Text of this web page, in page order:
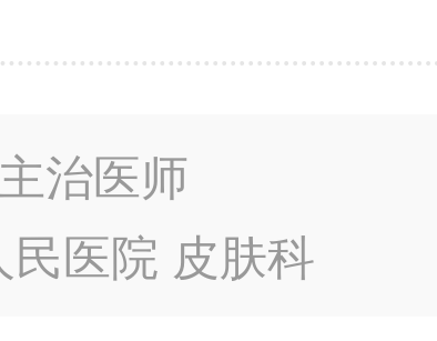
主治医师
民医院 皮肤科